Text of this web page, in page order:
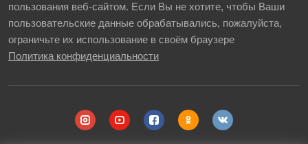
пользования веб-сайтом. Если Вы не хотите, чтобы Ваши
пользовательские данные обрабатывались, пожалуйста,
ограничьте их использование в своём браузере
Политика конфиденциальности